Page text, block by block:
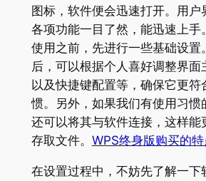
图标，软件便会迅速打开。用户
各项功能一目了然，能迅速上手
使用之前，先进行一些基础设置
后，可以根据个人喜好调整界面
以及快捷键配置等，确保它更符
惯。另外，如果我们有使用习惯
还可以将其与软件连接，这样能
存取文件。 WPS终身版购买的
在设置过程中，不妨先了解一下